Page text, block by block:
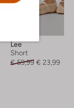
Lee
Short
€ 59,99 € 23,99